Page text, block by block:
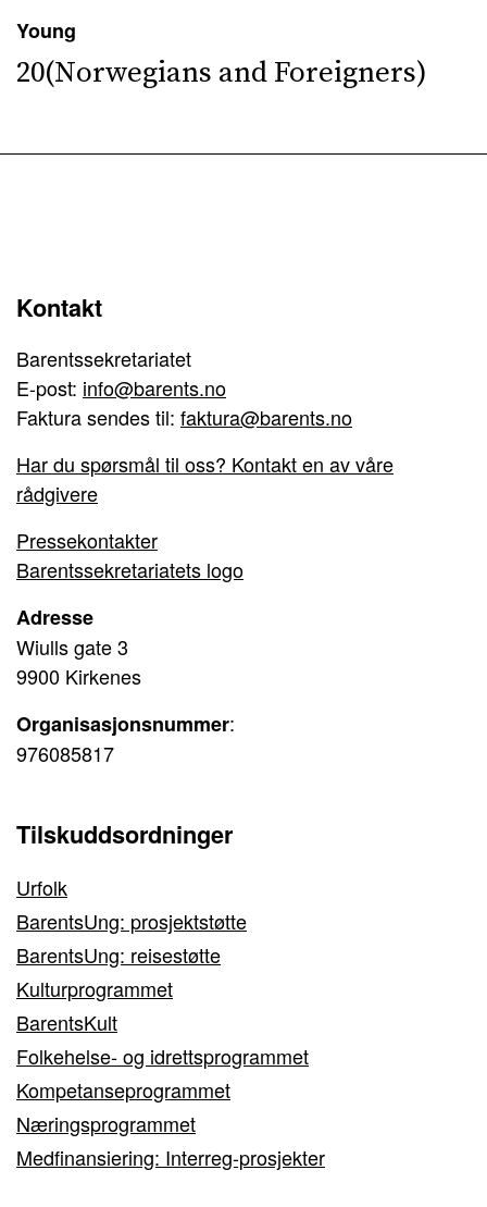
Young
20(Norwegians and Foreigners)
Kontakt
Barentssekretariatet
E-post: info@barents.no
Faktura sendes til: faktura@barents.no
Har du spørsmål til oss? Kontakt en av våre
rådgivere
Pressekontakter
Barentssekretariatets logo
Adresse
Wiulls gate 3
9900 Kirkenes
Organisasjonsnummer:
976085817
Tilskuddsordninger
Urfolk
BarentsUng: prosjektstøtte
BarentsUng: reisestøtte
Kulturprogrammet
BarentsKult
Folkehelse- og idrettsprogrammet
Kompetanseprogrammet
Næringsprogrammet
Medfinansiering: Interreg-prosjekter